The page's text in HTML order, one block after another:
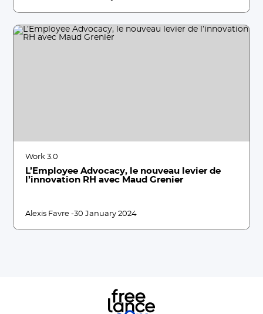
Work 3.0
L’Employee Advocacy, le nouveau levier de
l’innovation RH avec Maud Grenier
Alexis Favre -30 January 2024